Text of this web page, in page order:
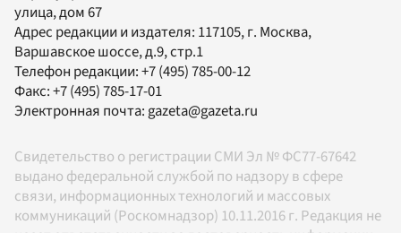
улица, дом 67
Адрес редакции и издателя: 117105, г. Москва,
Варшавское шоссе, д.9, стр.1
Телефон редакции:+7 (495) 785-00-12
Факс:+7 (495) 785-17-01
Электронная почта:gazeta@gazeta.ru
Свидетельство о регистрации СМИ Эл № ФС77-67642
выдано федеральной службой по надзору в сфере
связи, информационных технологий и массовых
коммуникаций (Роскомнадзор) 10.11.2016 г. Редакция не